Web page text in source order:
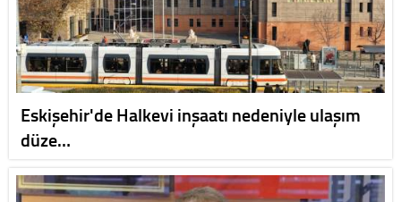
Eskişehir'de Halkevi inşaatı nedeniyle ulaşım
düze…